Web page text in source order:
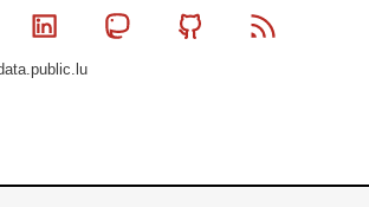
Bluesky Linkedin MastodonGithub